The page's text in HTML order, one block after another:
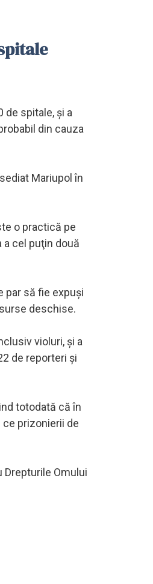
de spitale, şi a
din cauza
Mariupol în
o practică pe
a cel puţin două
par să fie expuşi
deschise.
violuri, şi a
de reporteri şi
totodată că în
prizonierii de
Drepturile Omului